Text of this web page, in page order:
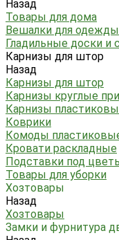
Назад
Товары для дома
Вешалки для одежды
Гладильные доски и
Карнизы для штор
Назад
Карнизы для штор
Карнизы круглые
Карнизы
Коврики
Комоды
Кровати раскладные
Подставки под
Товары для уборки
Хозтовары
Назад
Хозтовары
Замки и фурнитура